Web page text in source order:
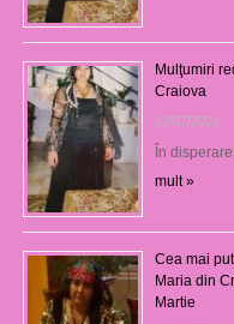
Mulţumiri
Craiova
22/07/2026
În
mult »
Cea mai
Maria din
Martie